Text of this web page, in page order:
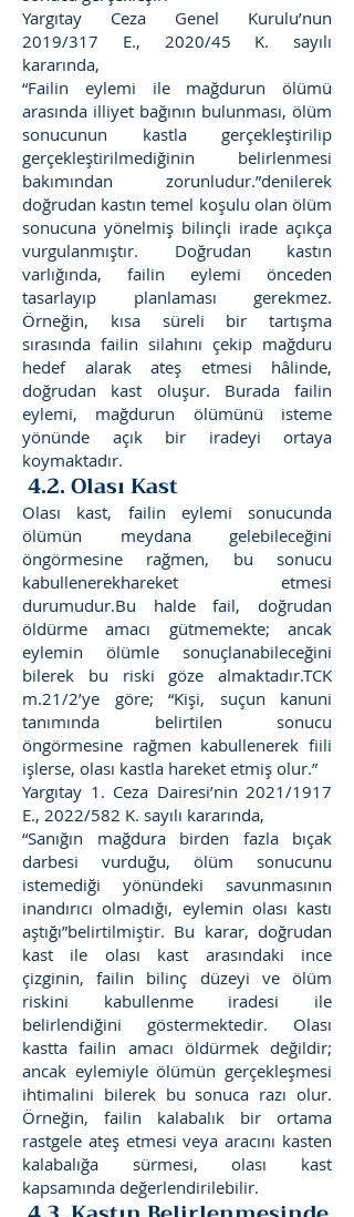
Yargıtay Ceza Genel Kurulu’nun
2019/317 E., 2020/45 K. sayılı
kararında,
“Failin eylemi ile mağdurun ölümü
arasında illiyet bağının bulunması, ölüm
sonucunun kastla gerçekleştirilip
gerçekleştirilmediğinin belirlenmesi
bakımından zorunludur.”denilerek
doğrudan kastın temel koşulu olan ölüm
sonucuna yönelmiş bilinçli irade açıkça
vurgulanmıştır. Doğrudan kastın
varlığında, failin eylemi önceden
tasarlayıp planlaması gerekmez.
Örneğin, kısa süreli bir tartışma
sırasında failin silahını çekip mağduru
hedef alarak ateş etmesi hâlinde,
doğrudan kast oluşur. Burada failin
eylemi, mağdurun ölümünü isteme
yönünde açık bir iradeyi ortaya
koymaktadır.
4.2. Olası Kast
Olası kast, failin eylemi sonucunda
ölümün meydana gelebileceğini
öngörmesine rağmen, bu sonucu
kabullenerekhareket etmesi
durumudur.Bu halde fail, doğrudan
öldürme amacı gütmemekte; ancak
eylemin ölümle sonuçlanabileceğini
bilerek bu riski göze almaktadır.TCK
m.21/2’ye göre; “Kişi, suçun kanuni
tanımında belirtilen sonucu
öngörmesine rağmen kabullenerek fiili
işlerse, olası kastla hareket etmiş olur.”
Yargıtay 1. Ceza Dairesi’nin 2021/1917
E., 2022/582 K. sayılı kararında,
“Sanığın mağdura birden fazla bıçak
darbesi vurduğu, ölüm sonucunu
istemediği yönündeki savunmasının
inandırıcı olmadığı, eylemin olası kastı
aştığı”belirtilmiştir. Bu karar, doğrudan
kast ile olası kast arasındaki ince
çizginin, failin bilinç düzeyi ve ölüm
riskini kabullenme iradesi ile
belirlendiğini göstermektedir. Olası
kastta failin amacı öldürmek değildir;
ancak eylemiyle ölümün gerçekleşmesi
ihtimalini bilerek bu sonuca razı olur.
Örneğin, failin kalabalık bir ortama
rastgele ateş etmesi veya aracını kasten
kalabalığa sürmesi, olası kast
kapsamında değerlendirilebilir.